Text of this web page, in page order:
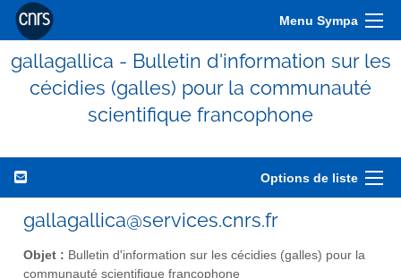
Menu Sympa
gallagallica - Bulletin d'information sur les
cécidies (galles) pour la communauté
scientifique francophone
Options de liste
gallagallica@services.cnrs.fr
Objet : Bulletin d'information sur les cécidies (galles) pour la
communauté scientifique francophone